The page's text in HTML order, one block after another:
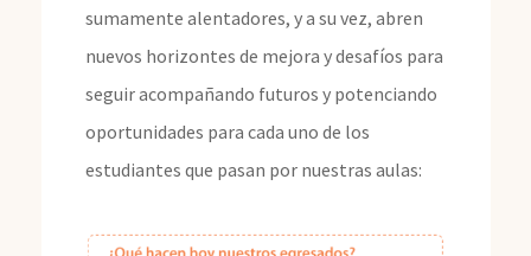
sumamente alentadores, y a su vez, abren
nuevos horizontes de mejora y desafíos para
seguir acompañando futuros y potenciando
oportunidades para cada uno de los
estudiantes que pasan por nuestras aulas: